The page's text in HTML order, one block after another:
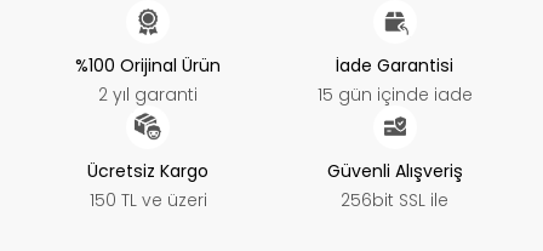
%100 Orijinal Ürün
2 yıl garanti
İade Garantisi
15 gün içinde iade
Ücretsiz Kargo
150 TL ve üzeri
Güvenli Alışveriş
256bit SSL ile